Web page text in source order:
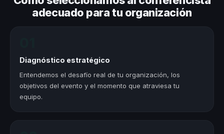
adecuado para tu organización
Diagnóstico estratégico
Entendemos el desafío real de tu organización, los
objetivos del evento y el momento que atraviesa tu
equipo.